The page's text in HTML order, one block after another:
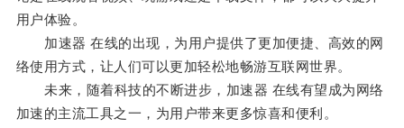
用户体验。
加速器 在线的出现，为用户提供了更加便捷、高效的网
络使用方式，让人们可以更加轻松地畅游互联网世界。
未来，随着科技的不断进步，加速器 在线有望成为网络
加速的主流工具之一，为用户带来更多惊喜和便利。